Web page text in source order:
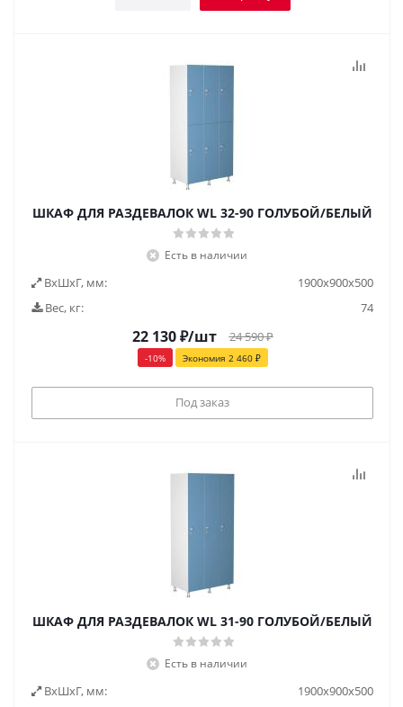
ШКАФ ДЛЯ РАЗДЕВАЛОК WL 32-90 ГОЛУБОЙ/БЕЛЫЙ
Есть в наличии
ВxШxГ, мм:
1900x900x500
Вес, кг:
74
22 130₽/шт 24 590₽
-10% Экономия 2 460₽
Под заказ
ШКАФ ДЛЯ РАЗДЕВАЛОК WL 31-90 ГОЛУБОЙ/БЕЛЫЙ
Есть в наличии
ВxШxГ, мм:
1900x900x500